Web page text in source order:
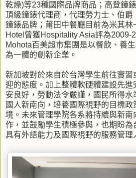
乾燥)等23種國際品牌商品；高登鐘
頂級鐘錶代理商，代理勞力士、伯
鐘錶品牌；莆田中餐廳目前為米其林
Hotel曾獲Hospitality Asia評為2009-
Mohota百美超市集團是以餐飲、養
為一體的創新企業。
新加坡對於來自於台灣學生前往實習
迎的態度。加上整體軟硬體建設先進
安良好，勞動法令嚴謹，國民所得
國人新南向，培養國際視野的目標
境。未來管理學院各系將持續與新南
作，並鼓勵學生積極參與，也期盼為
具有外語能力及國際視野的服務管理